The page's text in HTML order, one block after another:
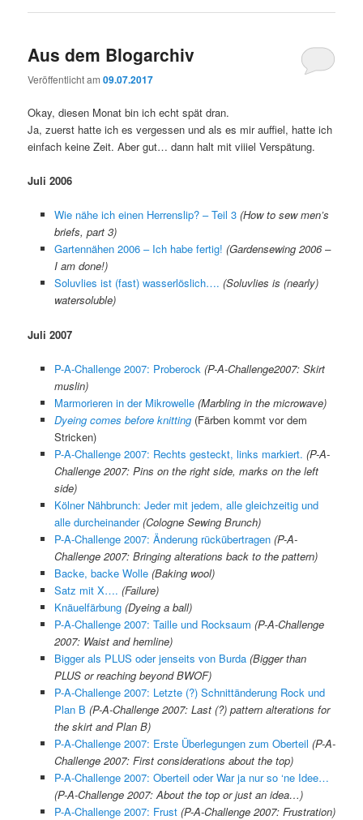
Aus dem Blogarchiv
Veröffentlicht am09.07.2017
Okay, diesen Monat bin ich echt spät dran.
Ja, zuerst hatte ich es vergessen und als es mir auffiel, hatte ich
einfach keine Zeit. Aber gut… dann halt mit viiiel Verspätung.
Juli 2006
Wie nähe ich einen Herrenslip? – Teil 3 (How to sew men’s
briefs, part 3)
Gartennähen 2006 – Ich habe fertig! (Gardensewing 2006 –
I am done!)
Soluvlies ist (fast) wasserlöslich…. (Soluvlies is (nearly)
watersoluble)
Juli 2007
P-A-Challenge 2007: Proberock (P-A-Challenge2007: Skirt
muslin)
Marmorieren in der Mikrowelle (Marbling in the microwave)
Dyeing comes before knitting(Färben kommt vor dem
Stricken)
P-A-Challenge 2007: Rechts gesteckt, links markiert. (P-A-
Challenge 2007: Pins on the right side, marks on the left
side)
Kölner Nähbrunch: Jeder mit jedem, alle gleichzeitig und
alle durcheinander (Cologne Sewing Brunch)
P-A-Challenge 2007: Änderung rückübertragen (P-A-
Challenge 2007: Bringing alterations back to the pattern)
Backe, backe Wolle (Baking wool)
Satz mit X…. (Failure)
Knäuelfärbung (Dyeing a ball)
P-A-Challenge 2007: Taille und Rocksaum (P-A-Challenge
2007: Waist and hemline)
Bigger als PLUS oder jenseits von Burda (Bigger than
PLUS or reaching beyond BWOF)
P-A-Challenge 2007: Letzte (?) Schnittänderung Rock und
Plan B (P-A-Challenge 2007: Last (?) pattern alterations for
the skirt and Plan B)
P-A-Challenge 2007: Erste Überlegungen zum Oberteil (P-A-
Challenge 2007: First considerations about the top)
P-A-Challenge 2007: Oberteil oder War ja nur so ‘ne Idee…
(P-A-Challenge 2007: About the top or just an idea…)
P-A-Challenge 2007: Frust (P-A-Challenge 2007: Frustration)